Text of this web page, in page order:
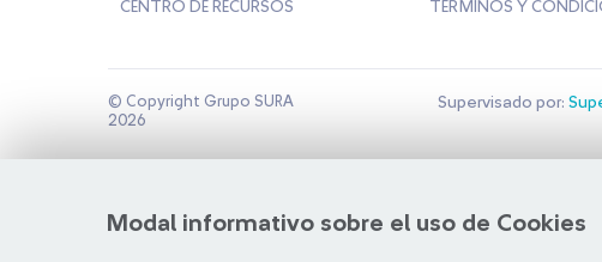
Modal informativo sobre el uso de Cookies
CENTRO DE RECURSOS TÉRMINOS Y
© Copyright Grupo SURA
2026
Supervisado por: